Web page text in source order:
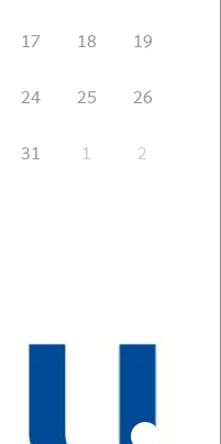
17 18
19
24 25
26
31 1 2